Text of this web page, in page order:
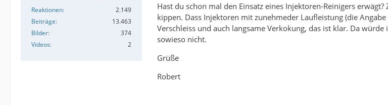
Reaktionen
2.149
Beiträge
13.463
Bilder
374
Videos
2
Hast du schon mal den Einsatz eines Injektoren-Reinigers
kippen. Dass Injektoren mit zunehmeder Laufleistung (die
Verschleiss und auch langsame Verkokung, das ist klar. Da
sowieso nicht.
Grüße
Robert